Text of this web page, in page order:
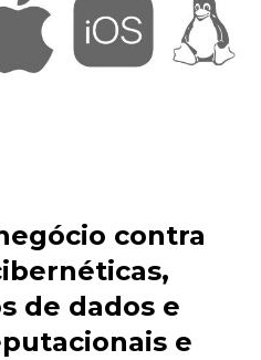
contra
de dados e
e